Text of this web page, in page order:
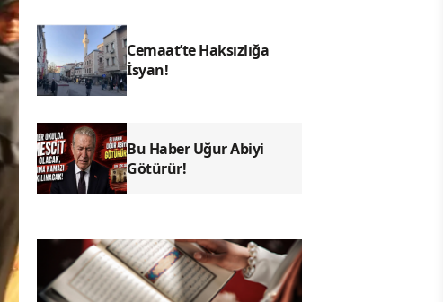
Cemaat’te Haksızlığa
İsyan!
Bu Haber Uğur Abiyi
Götürür!